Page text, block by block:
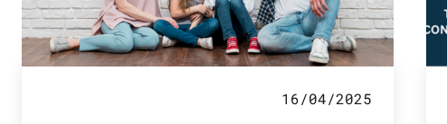
16/04/2025